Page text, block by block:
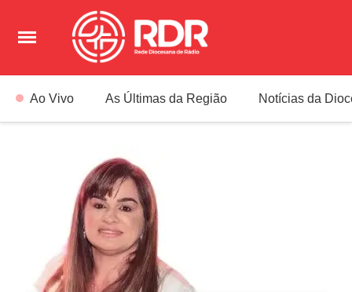
Ao Vivo As Últimas da Região Notícias da